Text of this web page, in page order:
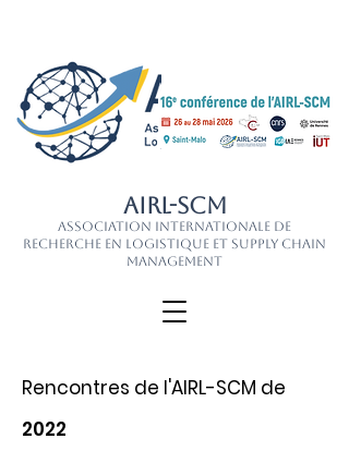
AIRL-SCM
Association Internationale de
Recherche en Logistique et Supply Chain
Management
Rencontres de l'AIRL-SCM de
2022